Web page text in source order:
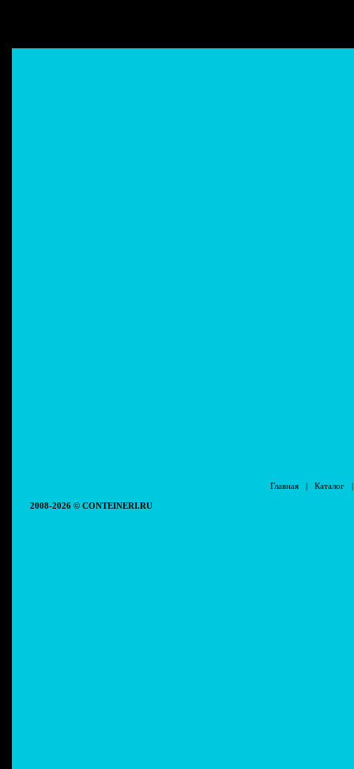
Главная| Каталог
2008-2026 © CONTEINERI.RU